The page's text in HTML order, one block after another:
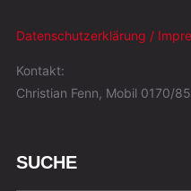
Datenschutzerklärung /
Kontakt:
Christian Fenn, Mobil 0170/
SUCHE